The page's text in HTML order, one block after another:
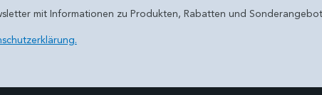
mit Informationen zu Produkten, Rabatten und